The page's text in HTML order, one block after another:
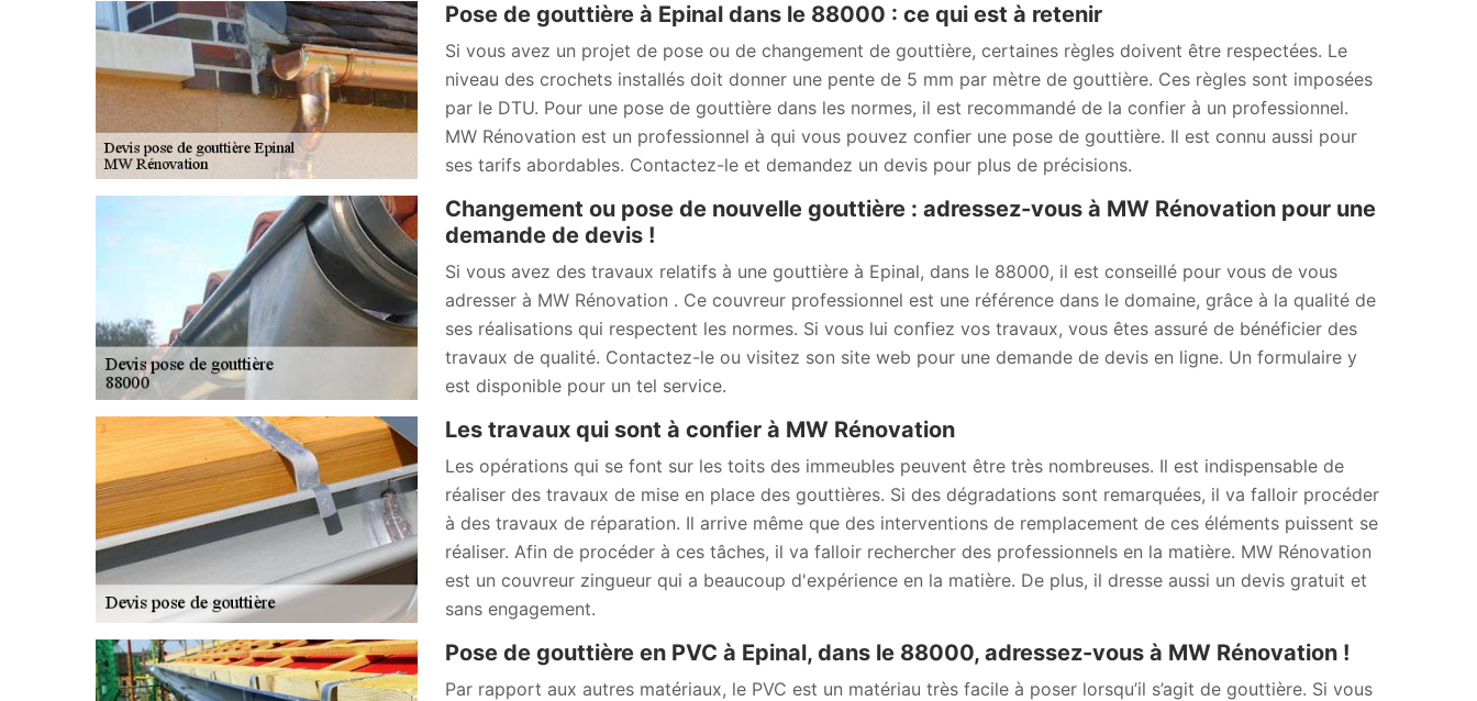
Pose de gouttière à Epinal dans le 88000 : ce qui est à retenir
Si vous avez un projet de pose ou de changement de gouttière, certaines règles doivent être respectées. Le
niveau des crochets installés doit donner une pente de 5 mm par mètre de gouttière. Ces règles sont imposées
par le DTU. Pour une pose de gouttière dans les normes, il est recommandé de la confier à un professionnel.
MW Rénovation est un professionnel à qui vous pouvez confier une pose de gouttière. Il est connu aussi pour
ses tarifs abordables. Contactez-le et demandez un devis pour plus de précisions.
Changement ou pose de nouvelle gouttière : adressez-vous à MW Rénovation pour une
demande de devis !
Si vous avez des travaux relatifs à une gouttière à Epinal, dans le 88000, il est conseillé pour vous de vous
adresser à MW Rénovation . Ce couvreur professionnel est une référence dans le domaine, grâce à la qualité de
ses réalisations qui respectent les normes. Si vous lui confiez vos travaux, vous êtes assuré de bénéficier des
travaux de qualité. Contactez-le ou visitez son site web pour une demande de devis en ligne. Un formulaire y
est disponible pour un tel service.
Les travaux qui sont à confier à MW Rénovation
Les opérations qui se font sur les toits des immeubles peuvent être très nombreuses. Il est indispensable de
réaliser des travaux de mise en place des gouttières. Si des dégradations sont remarquées, il va falloir procéder
à des travaux de réparation. Il arrive même que des interventions de remplacement de ces éléments puissent se
réaliser. Afin de procéder à ces tâches, il va falloir rechercher des professionnels en la matière. MW Rénovation
est un couvreur zingueur qui a beaucoup d'expérience en la matière. De plus, il dresse aussi un devis gratuit et
sans engagement.
Pose de gouttière en PVC à Epinal, dans le 88000, adressez-vous à MW Rénovation !
Par rapport aux autres matériaux, le PVC est un matériau très facile à poser lorsqu’il s’agit de gouttière. Si vous